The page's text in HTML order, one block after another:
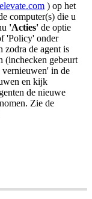
.com ) op het
computer(s) die u
'Acties' de optie
'Policy' onder
zodra de agent is
(inchecken gebeurt
vernieuwen' in de
en kijk
de nieuwe
. Zie de